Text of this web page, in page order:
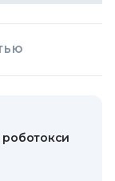
роботокси